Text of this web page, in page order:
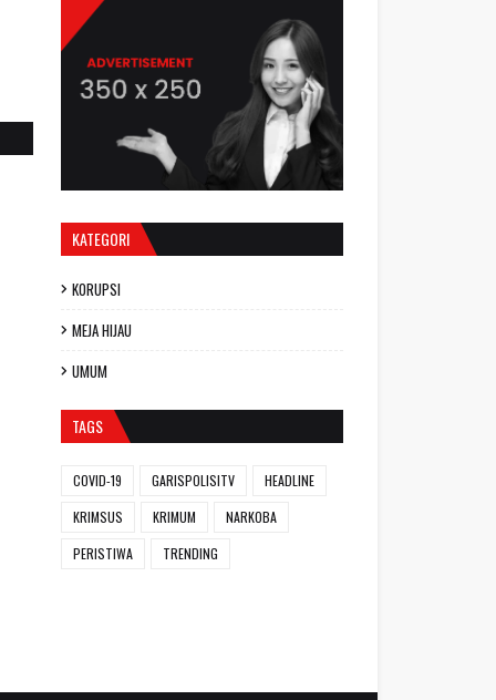
KATEGORI
KORUPSI
MEJA HIJAU
UMUM
TAGS
COVID-19 GARISPOLISITV
HEADLINE
KRIMSUS
KRIMUM
NARKOBA
PERISTIWA
TRENDING